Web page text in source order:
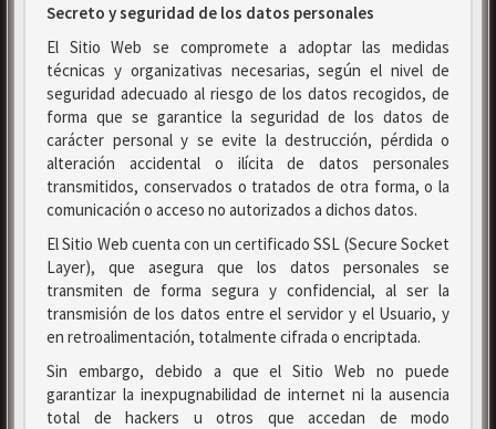
Secreto y seguridad de los datos personales
El Sitio Web se compromete a adoptar las medidas
técnicas y organizativas necesarias, según el nivel de
seguridad adecuado al riesgo de los datos recogidos, de
forma que se garantice la seguridad de los datos de
carácter personal y se evite la destrucción, pérdida o
alteración accidental o ilícita de datos personales
transmitidos, conservados o tratados de otra forma, o la
comunicación o acceso no autorizados a dichos datos.
El Sitio Web cuenta con un certificado SSL (Secure Socket
Layer), que asegura que los datos personales se
transmiten de forma segura y confidencial, al ser la
transmisión de los datos entre el servidor y el Usuario, y
en retroalimentación, totalmente cifrada o encriptada.
Sin embargo, debido a que el Sitio Web no puede
garantizar la inexpugnabilidad de internet ni la ausencia
total de hackers u otros que accedan de modo